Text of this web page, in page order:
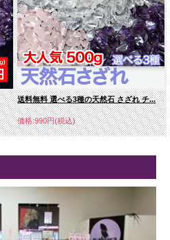
送料無料 選べる3種の天然石 さざれ チ...
価格:990円(税込)